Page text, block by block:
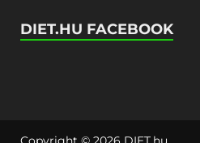
DIET.HU FACEBOOK